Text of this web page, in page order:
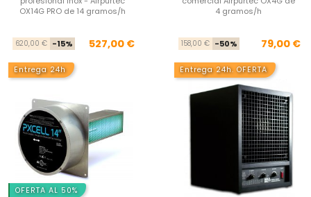
OX14G PRO de 14 gramos/h
Precio base
620,00 € -15% Precio
527,00 €
4 gramos/h
158,00 € -50% 79,00 €
Entrega 24h
OFERTA AL 50%
Entrega 24h. OFERTA